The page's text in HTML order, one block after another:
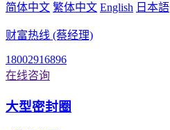
简体中文 繁体中文 English 日本語
财富热线 (蔡经理)
18002916896
在线咨询
大型密封圈